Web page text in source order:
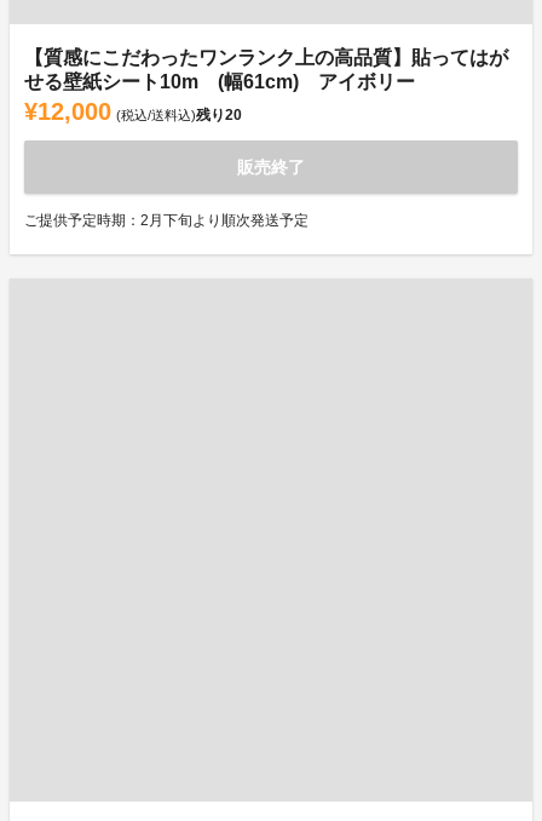
【質感にこだわったワンランク上の高品質】貼ってはが
せる壁紙シート10m (幅61cm) アイボリー
¥12,000 (税込/送料込)残り20
販売終了
ご提供予定時期：2月下旬より順次発送予定